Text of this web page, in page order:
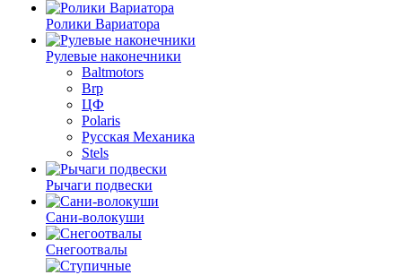
Ролики Вариатора
Рулевые наконечники
Baltmotors
Brp
ЦФ
Polaris
Русская Механика
Stels
Рычаги подвески
Сани-волокуши
Снегоотвалы